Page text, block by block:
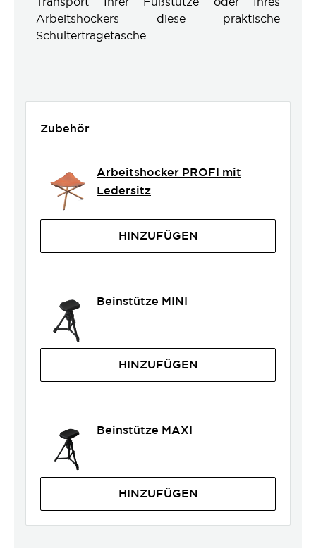
Arbeitshockers diese praktische
Schultertragetasche.
Zubehör
Arbeitshocker PROFI mit
Ledersitz
HINZUFÜGEN
Beinstütze MINI
HINZUFÜGEN
Beinstütze MAXI
HINZUFÜGEN